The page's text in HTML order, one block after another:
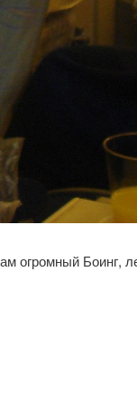
огромный Боинг,